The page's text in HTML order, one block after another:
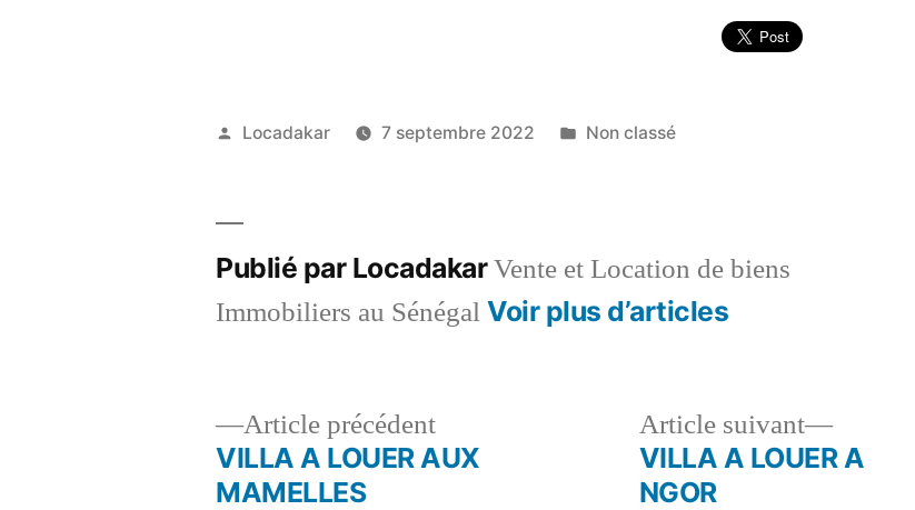
Publié
Locadakar 7 septembre 2022
Publié
Non classé
Publié par LocadakarVente et Location de biens
Immobiliers au SénégalVoir plus d’articles
Navigation
Article précédentArticle
précédent :
VILLA A LOUER AUX
MAMELLES
Article suivant
Article
suivant :
VILLA A LOUER A
NGOR